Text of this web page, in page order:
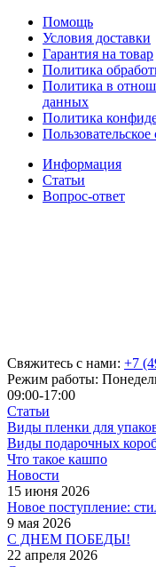
Помощь
Условия доставки
Гарантия на товар
Политика
Политика в
данных
Политика
Информация
Статьи
Вопрос-ответ
Свяжитесь с нами: +7
Режим работы:
09:00-17:00
Статьи
Виды пленки для
Виды подарочных
Что такое кашпо
Новости
15 июня 2026
Новое поступление:
9 мая 2026
С ДНЕМ ПОБЕДЫ!
22 апреля 2026